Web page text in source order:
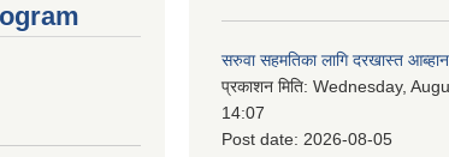
सरुवा सहमतिका लागि दरखास्त
प्रकाशन मिति: Wednesday,
14:07
Post date: 2026-08-05